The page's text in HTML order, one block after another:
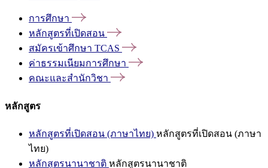
การศึกษา
หลักสูตรที่เปิดสอน
สมัครเข้าศึกษา TCAS
ค่าธรรมเนียมการศึกษา
คณะและสำนักวิชา
หลักสูตร
หลักสูตรที่เปิดสอน (ภาษาไทย) หลักสูตรที่เปิดสอน (ภาษา
ไทย)
หลักสูตรนานาชาติ หลักสูตรนานาชาติ